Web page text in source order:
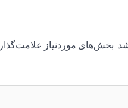
بخش‌های موردنیاز